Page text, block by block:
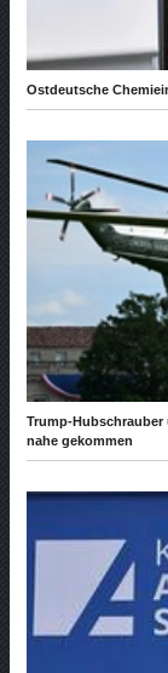
Ostdeutsche
Trump-
nahe gekommen